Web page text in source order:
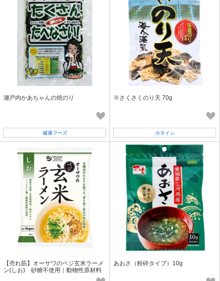
瀬戸内かあちゃんの焼のり
健康フーズ
※さくさくのり天 70g
カネイシ
【売れ筋】オーサワのベジ玄米ラーメ
ン(しお) 砂糖不使用｜動物性原材料
あおさ（粉砕タイプ）10g